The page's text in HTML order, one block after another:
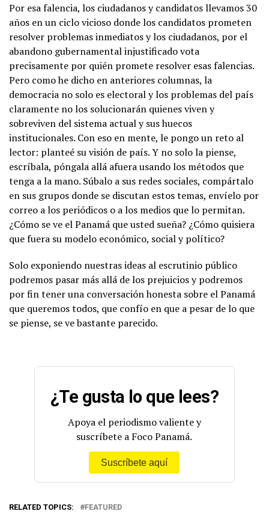
Por esa falencia, los ciudadanos y candidatos llevamos 30
años en un ciclo vicioso donde los candidatos prometen
resolver problemas inmediatos y los ciudadanos, por el
abandono gubernamental injustificado vota
precisamente por quién promete resolver esas falencias.
Pero como he dicho en anteriores columnas, la
democracia no solo es electoral y los problemas del país
claramente no los solucionarán quienes viven y
sobreviven del sistema actual y sus huecos
institucionales. Con eso en mente, le pongo un reto al
lector: planteé su visión de país. Y no solo la piense,
escríbala, póngala allá afuera usando los métodos que
tenga a la mano. Súbalo a sus redes sociales, compártalo
en sus grupos donde se discutan estos temas, envíelo por
correo a los periódicos o a los medios que lo permitan.
¿Cómo se ve el Panamá que usted sueña? ¿Cómo quisiera
que fuera su modelo económico, social y político?
Solo exponiendo nuestras ideas al escrutinio público
podremos pasar más allá de los prejuicios y podremos
por fin tener una conversación honesta sobre el Panamá
que queremos todos, que confío en que a pesar de lo que
se piense, se ve bastante parecido.
¿Te gusta lo que lees?
Apoya el periodismo valiente y
suscríbete a Foco Panamá.
Suscríbete aquí
RELATED TOPICS: FEATURED